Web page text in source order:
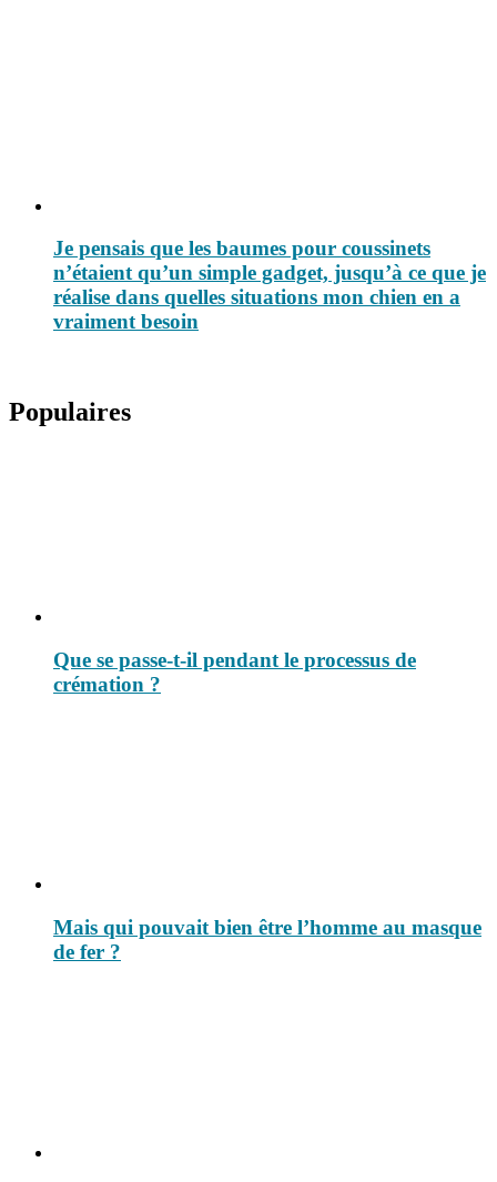
Je pensais que les baumes pour coussinets
n’étaient qu’un simple gadget, jusqu’à ce que je
réalise dans quelles situations mon chien en a
vraiment besoin
Populaires
Que se passe-t-il pendant le processus de
crémation ?
Mais qui pouvait bien être l’homme au masque
de fer ?